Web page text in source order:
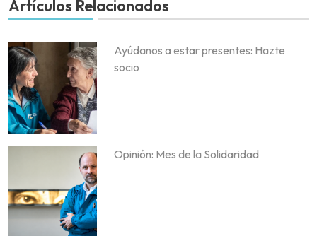
Artículos Relacionados
Ayúdanos a estar presentes: Hazte
socio
Opinión: Mes de la Solidaridad